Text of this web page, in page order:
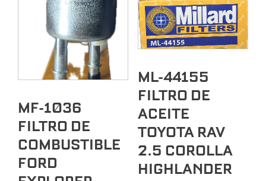
MF-1036
FILTRO DE
COMBUSTIBLE
FORD
ML-44155
FILTRO DE
ACEITE
TOYOTA RAV
2.5 COROLLA
HIGHLANDER